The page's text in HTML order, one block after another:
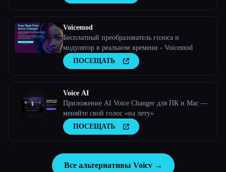
Voicemod
Бесплатный преобразователь голоса и
модулятор в реальном времени - Voicemod
ПОСЕЩАТЬ
Voice AI
Приложение AI Voice Changer для ПК и Mac —
меняйте свой голос «на лету»
ПОСЕЩАТЬ
Все альтернативы Voicv →